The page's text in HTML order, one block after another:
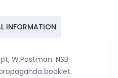
INFORMATION
W.Postman. NSB
booklet.